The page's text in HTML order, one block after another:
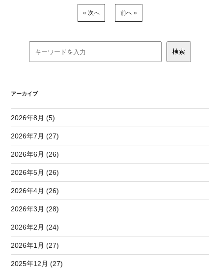
« 次へ 前へ »
アーカイブ
2026年8月 (5)
2026年7月 (27)
2026年6月 (26)
2026年5月 (26)
2026年4月 (26)
2026年3月 (28)
2026年2月 (24)
2026年1月 (27)
2025年12月 (27)